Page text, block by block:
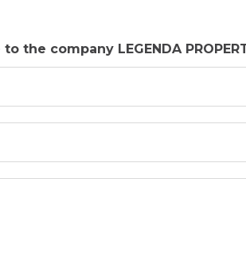
the company LEGENDA